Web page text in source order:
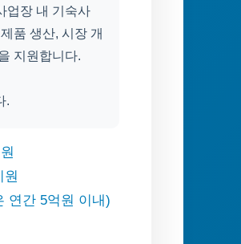
업장 내 기숙사
품 생산, 시장 개
지원합니다.
.
연간 5억원 이내)